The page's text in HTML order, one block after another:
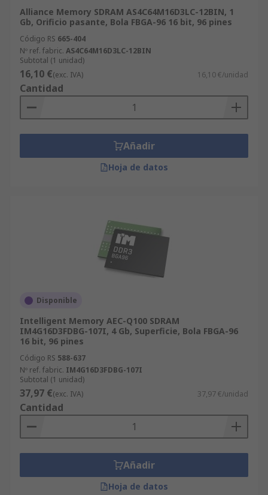
Alliance Memory SDRAM AS4C64M16D3LC-12BIN, 1
Gb, Orificio pasante, Bola FBGA-96 16 bit, 96 pines
Código RS 665-404
Nº ref. fabric. AS4C64M16D3LC-12BIN
Subtotal (1 unidad)
16,10 €(exc. IVA) 16,10 €/unidad
Cantidad
Añadir
Hoja de datos
Disponible
Intelligent Memory AEC-Q100 SDRAM
IM4G16D3FDBG-107I, 4 Gb, Superficie, Bola FBGA-96
16 bit, 96 pines
Código RS 588-637
Nº ref. fabric. IM4G16D3FDBG-107I
Subtotal (1 unidad)
37,97 €(exc. IVA) 37,97 €/unidad
Cantidad
Añadir
Hoja de datos